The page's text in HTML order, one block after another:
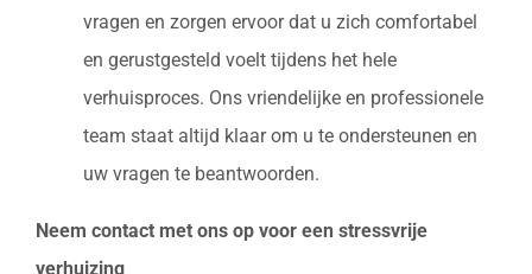
vragen en zorgen ervoor dat u zich comfortabel
en gerustgesteld voelt tijdens het hele
verhuisproces. Ons vriendelijke en professionele
team staat altijd klaar om u te ondersteunen en
uw vragen te beantwoorden.
Neem contact met ons op voor een stressvrije
verhuizing